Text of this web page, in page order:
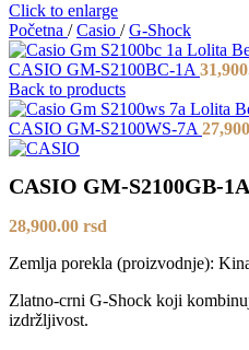
Click to enlarge
Početna / Casio / G-Shock
CASIO GM-S2100BC-1A
Back to products
CASIO GM-S2100WS-7A
CASIO GM-S2100GB-1A
28,900.00 rsd
Zemlja porekla (proizvodnje):
Zlatno-crni G-Shock koji
izdržljivost.